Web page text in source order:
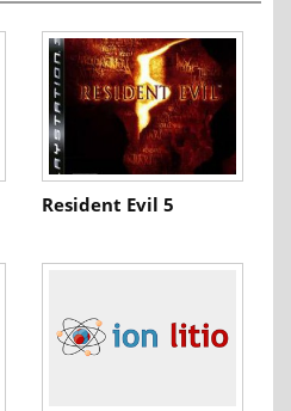
Resident Evil 5